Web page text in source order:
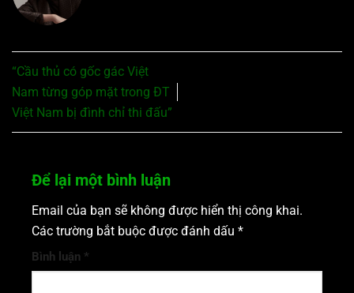
“Cầu thủ có gốc gác Việt
Nam từng góp mặt trong ĐT
Việt Nam bị đình chỉ thi đấu”
Để lại một bình luận
Email của bạn sẽ không được hiển thị công khai.
Các trường bắt buộc được đánh dấu *
Bình luận *